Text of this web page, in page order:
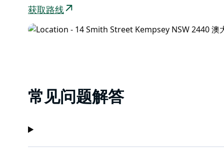
获取路线
常见问题解答